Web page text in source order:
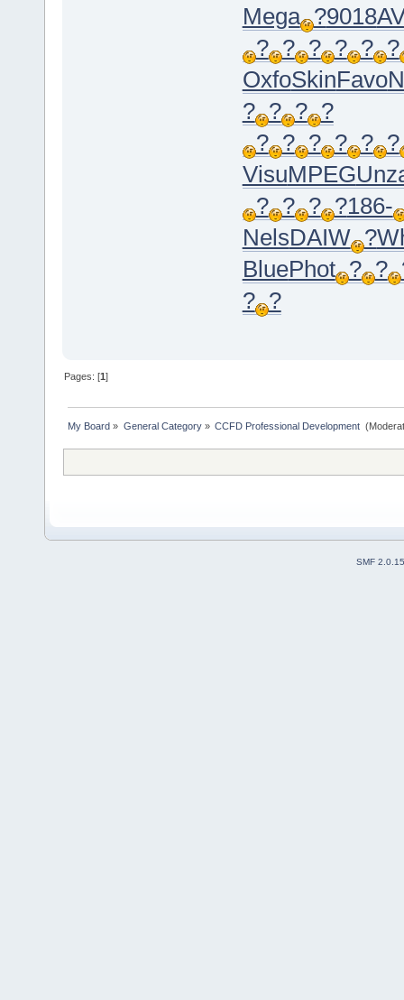
Mega ?9018
? ? ? ? ? ?
OxfoSkinFavo
? ? ? ?
? ? ? ? ? ?
VisuMPEG
? ? ? ?186-
NelsDAIW ?
BluePhot ? ?
? ?
Pages: [1]
My Board » General Category» CCFD Professional Development
SMF 2.0.15